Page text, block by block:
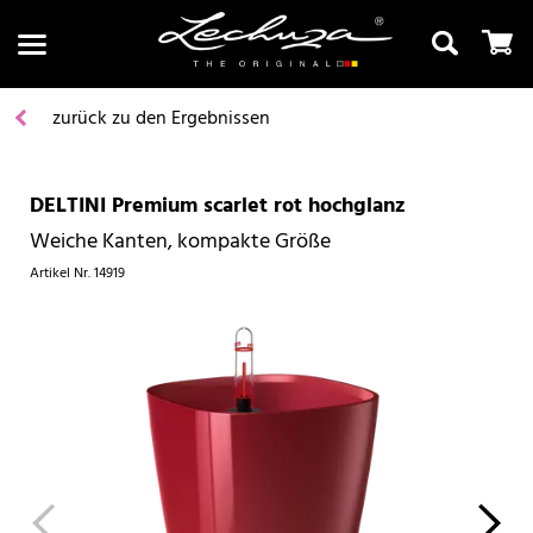
Suchen
zurück zu den Ergebnissen
DELTINI Premium scarlet rot hochglanz
Weiche Kanten, kompakte Größe
Artikel Nr.14919